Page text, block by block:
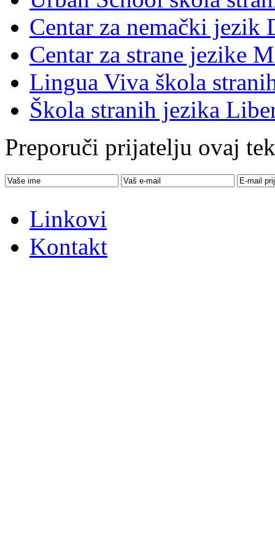
Centar za nemački jezik
Centar za strane jezike
Lingua Viva škola
Škola stranih jezika
Preporuči prijatelju ovaj
Linkovi
Kontakt